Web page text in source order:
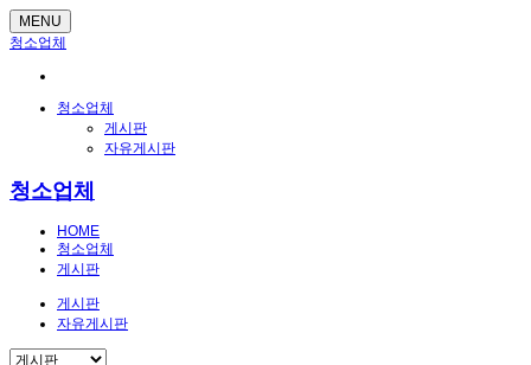
MENU
청소업체
청소업체
게시판
자유게시판
청소업체
HOME
청소업체
게시판
게시판
자유게시판